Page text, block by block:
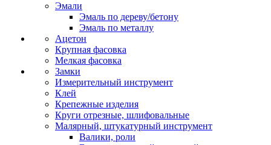
Эмали
Эмаль по дереву/бетону
Эмаль по металлу
Ацетон
Крупная фасовка
Мелкая фасовка
Замки
Измерительный инструмент
Клей
Крепежные изделия
Круги отрезные, шлифовальные
Малярный, штукатурный инструмент
Валики, роли